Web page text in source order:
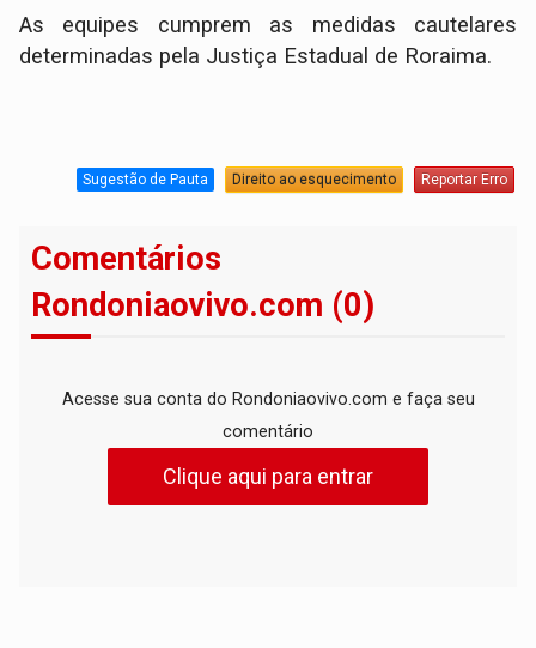
As equipes cumprem as medidas cautelares
determinadas pela Justiça Estadual de Roraima.
Sugestão de Pauta Direito ao esquecimento Reportar Erro
Comentários
Rondoniaovivo.com (0)
Acesse sua conta do Rondoniaovivo.com e faça seu
comentário
Clique aqui para entrar